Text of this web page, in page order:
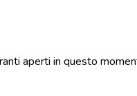
aperti in questo